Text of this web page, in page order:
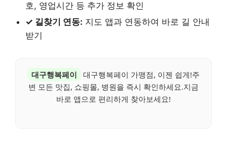
호, 영업시간 등 추가 정보 확인
✓ 길찾기 연동: 지도 앱과 연동하여 바로 길 안내
받기
대구행복페이
대구행복페이 가맹점, 이젠 쉽게!주
변 모든 맛집, 쇼핑몰, 병원을 즉시 확인하세요.지금
바로 앱으로 편리하게 찾아보세요!